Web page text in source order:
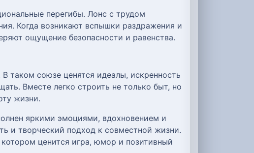
перегибы. Лонс с трудом
Когда возникают вспышки раздражения и
ощущение безопасности и равенства.
таком союзе ценятся идеалы, искренность
Вместе легко строить не только быт, но
жизни.
яркими эмоциями, вдохновением и
и творческий подход к совместной жизни.
ценится игра, юмор и позитивный